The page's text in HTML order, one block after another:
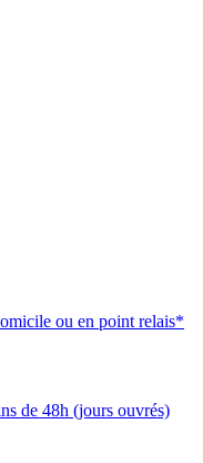
ou en point relais*
de 48h (jours ouvrés)